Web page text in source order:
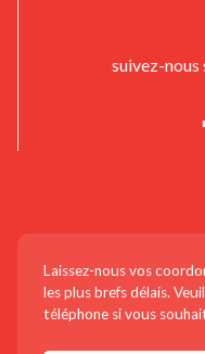
suivez-nous
Laissez-nous vos
les plus brefs délais.
téléphone si vous